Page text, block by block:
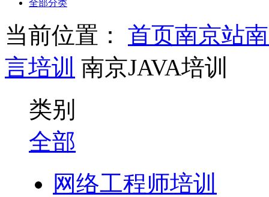
全部分类
当前位置： 首页南京站
言培训 南京JAVA培训
类别
全部
网络工程师培训